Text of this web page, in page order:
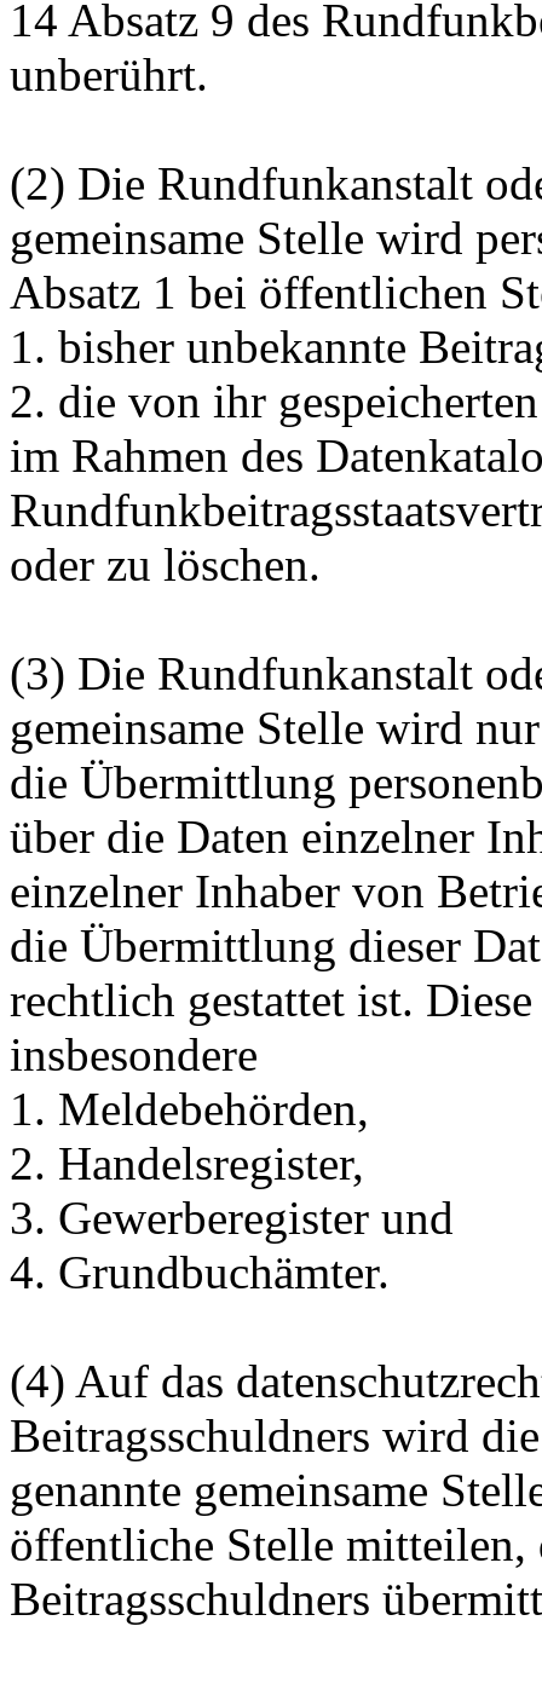
14 Absatz 9 des
unberührt.
(2) Die Rundfunkanstalt
gemeinsame Stelle wird
Absatz 1 bei öffentlichen
1. bisher unbekannte
2. die von ihr
im Rahmen des
oder zu löschen.
(3) Die Rundfunkanstalt
gemeinsame Stelle wird
die Übermittlung
über die Daten einzelner
einzelner Inhaber von
die Übermittlung dieser
rechtlich gestattet ist.
insbesondere
1. Meldebehörden,
2. Handelsregister,
3. Gewerberegister und
4. Grundbuchämter.
(4) Auf das
Beitragsschuldners wird
genannte gemeinsame
öffentliche Stelle
Beitragsschuldners